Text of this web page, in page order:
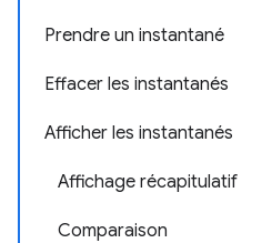
Prendre un instantané
Effacer les instantanés
Afficher les instantanés
Affichage récapitulatif
Comparaison